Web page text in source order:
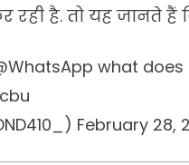
रही है. तो यह जानते हैं
what does
February 28,